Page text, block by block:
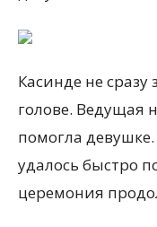
Касинде не сразу
голове. Ведущая
помогла
удалось быстро
церемония